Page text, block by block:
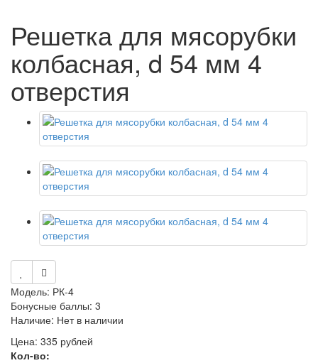
Решетка для мясорубки
колбасная, d 54 мм 4
отверстия
Модель: РК-4
Бонусные баллы: 3
Наличие: Нет в наличии
Цена: 335 рублей
Кол-во: